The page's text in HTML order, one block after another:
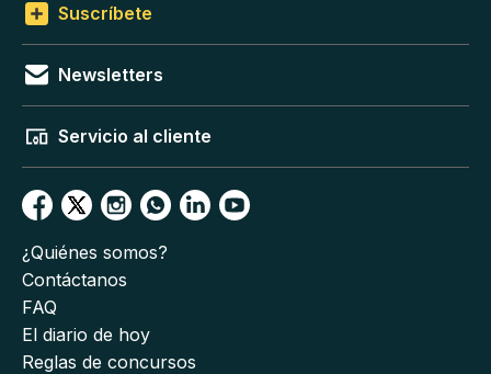
Suscríbete
Newsletters
Servicio al cliente
¿Quiénes somos?
Contáctanos
FAQ
El diario de hoy
Reglas de concursos